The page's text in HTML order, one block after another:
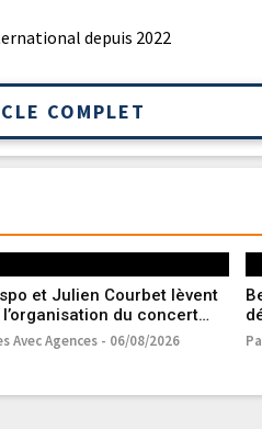
depuis 2022
COMPLET
et Julien Courbet lèvent
du concert
des incendies
Avec Agences - 06/08/2026